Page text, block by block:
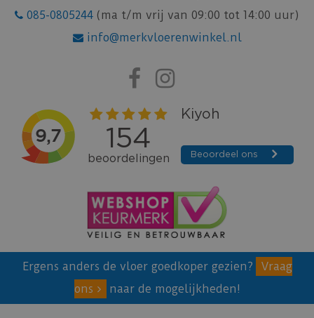
085-0805244 (ma t/m vrij van 09:00 tot 14:00 uur)
info@merkvloerenwinkel.nl
Ergens anders de vloer goedkoper gezien?
Vraag
ons
naar de mogelijkheden!